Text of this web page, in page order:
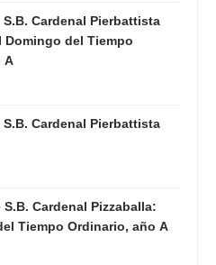
Cardenal Pierbattista
Domingo del Tiempo
Cardenal Pierbattista
Cardenal Pizzaballa:
Tiempo Ordinario, año A